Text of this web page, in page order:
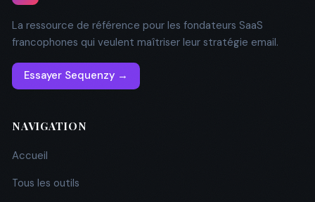
La ressource de référence pour les fondateurs SaaS
francophones qui veulent maîtriser leur stratégie email.
Essayer Sequenzy →
NAVIGATION
Accueil
Tous les outils